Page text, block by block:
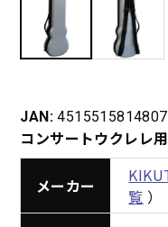
JAN: 4515515814807
コンサートウクレレ
メーカー
覧 ）